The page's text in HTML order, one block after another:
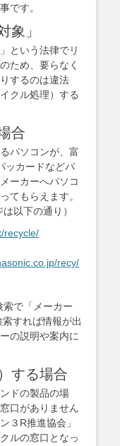
です。
象」
という法律でリ
ため、要らなく
するのは違法
クル処理）する
合
パソコンが、富
ッカードなどパ
ーカーへパソコ
てもらえます。
以下の通り）
recycle/
recy/
索で「メーカー
すれば情報が出
の説明や案内に
する場合
ドの製品の場
口がありません
３R推進協会」
ルの窓口となっ